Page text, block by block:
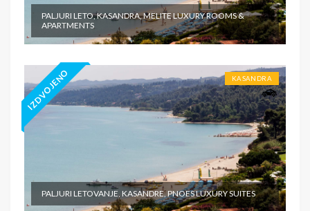
PALJURI LETO, KASANDRA, MELITE LUXURY ROOMS &
APARTMENTS
IZDVOJENO KASANDRA
PALJURI LETOVANJE, KASANDRE, PNOES LUXURY SUITES